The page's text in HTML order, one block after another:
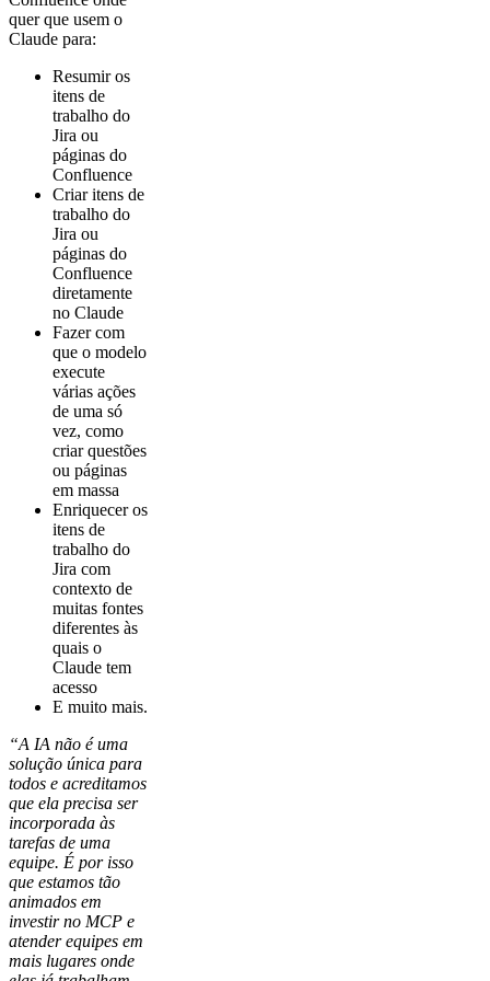
quer que usem o
Claude para:
Resumir os
itens de
trabalho do
Jira ou
páginas do
Confluence
Criar itens de
trabalho do
Jira ou
páginas do
Confluence
diretamente
no Claude
Fazer com
que o modelo
execute
várias ações
de uma só
vez, como
criar questões
ou páginas
em massa
Enriquecer os
itens de
trabalho do
Jira com
contexto de
muitas fontes
diferentes às
quais o
Claude tem
acesso
E muito mais.
“A IA não é uma
solução única para
todos e acreditamos
que ela precisa ser
incorporada às
tarefas de uma
equipe. É por isso
que estamos tão
animados em
investir no MCP e
atender equipes em
mais lugares onde